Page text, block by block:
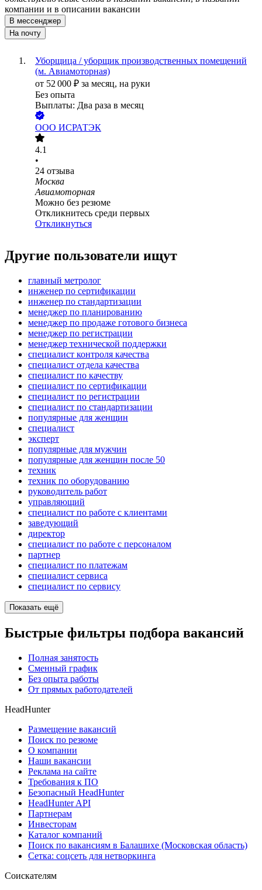
компании и в описании вакансии
В мессенджер
На почту
Уборщица / уборщик производственных помещений
(м. Авиамоторная)
от 52 000 ₽ за месяц, на руки
Без опыта
Выплаты: Два раза в месяц
ООО ИСРАТЭК
4.1
•
24 отзыва
Москва
Авиамоторная
Можно без резюме
Откликнитесь среди первых
Откликнуться
Другие пользователи ищут
главный метролог
инженер по сертификации
инженер по стандартизации
менеджер по планированию
менеджер по продаже готового бизнеса
менеджер по регистрации
менеджер технической поддержки
специалист контроля качества
специалист отдела качества
специалист по качеству
специалист по сертификации
специалист по регистрации
специалист по стандартизации
популярные для женщин
специалист
эксперт
популярные для мужчин
популярные для женщин после 50
техник
техник по оборудованию
руководитель работ
управляющий
специалист по работе с клиентами
заведующий
директор
специалист по работе с персоналом
партнер
специалист по платежам
специалист сервиса
специалист по сервису
Показать ещё
Быстрые фильтры подбора вакансий
Полная занятость
Сменный график
Без опыта работы
От прямых работодателей
HeadHunter
Размещение вакансий
Поиск по резюме
О компании
Наши вакансии
Реклама на сайте
Требования к ПО
Безопасный HeadHunter
HeadHunter API
Партнерам
Инвесторам
Каталог компаний
Поиск по вакансиям в Балашихе (Московская область)
Сетка: соцсеть для нетворкинга
Соискателям